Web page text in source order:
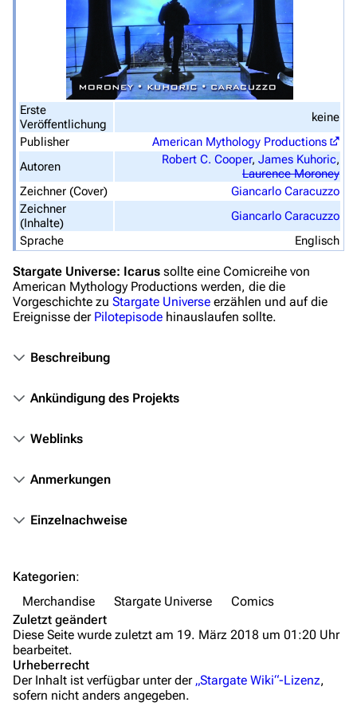
Stargate Infinity
Stargate-Romane
Filme
Das Stargate-Universum
Themenportal
Orte
Objekte
Zeitleiste
Fanprojekte
Kommerzielles
Themengruppen
Anfragen
Administrations-Übersicht
Vandalismus melden
Erste
Veröffentlichung
keine
Publisher
American Mythology Productions
Autoren
Robert C. Cooper, James Kuhoric,
Laurence Moroney
Zeichner (Cover)
Giancarlo Caracuzzo
Zeichner
(Inhalte)
Giancarlo Caracuzzo
Sprache
Englisch
Stargate Universe: Icarus sollte eine Comicreihe von
American Mythology Productions werden, die die
Vorgeschichte zu Stargate Universe erzählen und auf die
Ereignisse der Pilotepisode hinauslaufen sollte.
Beschreibung
Ankündigung des Projekts
Weblinks
Anmerkungen
Einzelnachweise
Kategorien:
Merchandise
Stargate Universe
Comics
Zuletzt geändert
Diese Seite wurde zuletzt am 19. März 2018 um 01:20 Uhr
bearbeitet.
Urheberrecht
Der Inhalt ist verfügbar unter der „Stargate Wiki“-Lizenz,
sofern nicht anders angegeben.